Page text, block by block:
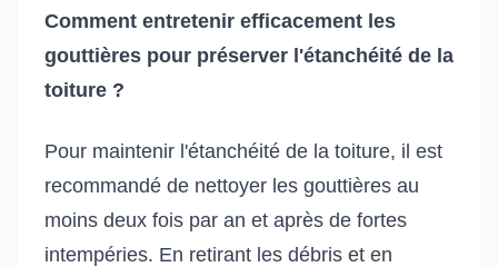
Comment entretenir efficacement les
gouttières pour préserver l'étanchéité de la
toiture ?
Pour maintenir l'étanchéité de la toiture, il est
recommandé de nettoyer les gouttières au
moins deux fois par an et après de fortes
intempéries. En retirant les débris et en